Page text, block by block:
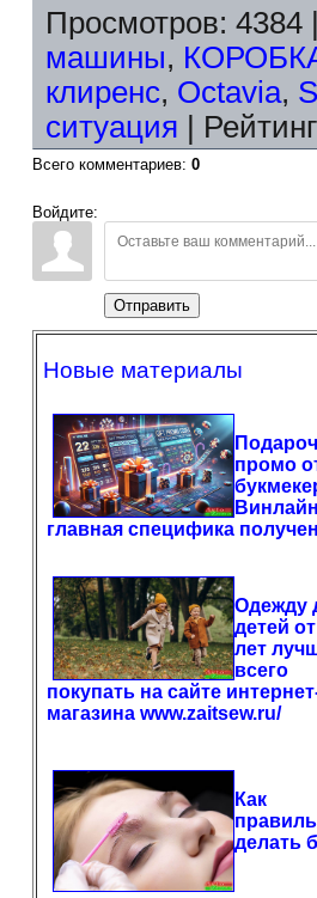
Просмотров: 4384
машины,
клиренс, Octavia,
ситуация
Рейтинг
Всего комментариев: 0
Войдите:
Отправить
Новые материалы
промо
главная специфика
Одежду
детей
лет
всего
покупать на сайте
магазина www.zaitsew.ru/
Как
делать